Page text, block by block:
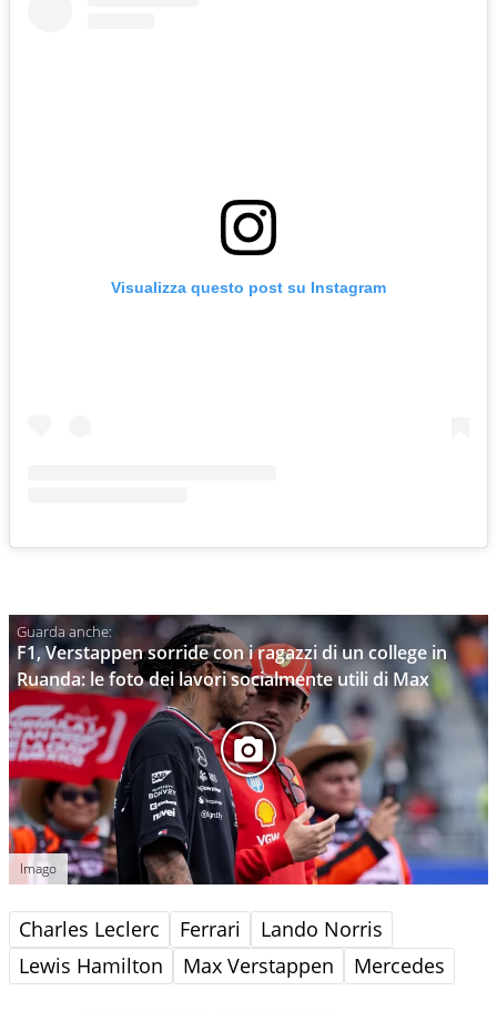
Visualizza questo post su Instagram
F1, Verstappen sorride con i ragazzi di un college in
Ruanda: le foto dei lavori socialmente utili di Max
Imago
Charles Leclerc Ferrari
Lando Norris
Lewis Hamilton
Max Verstappen Mercedes